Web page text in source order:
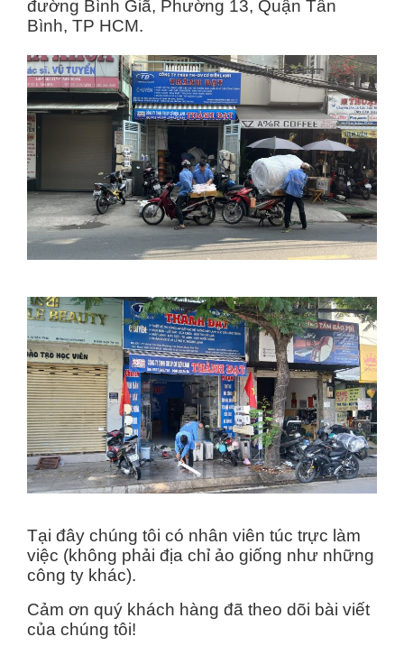
đường Bình Giã, Phường 13, Quận Tân
Bình, TP HCM.
Tại đây chúng tôi có nhân viên túc trực làm
việc (không phải địa chỉ ảo giống như những
công ty khác).
Cảm ơn quý khách hàng đã theo dõi bài viết
của chúng tôi!